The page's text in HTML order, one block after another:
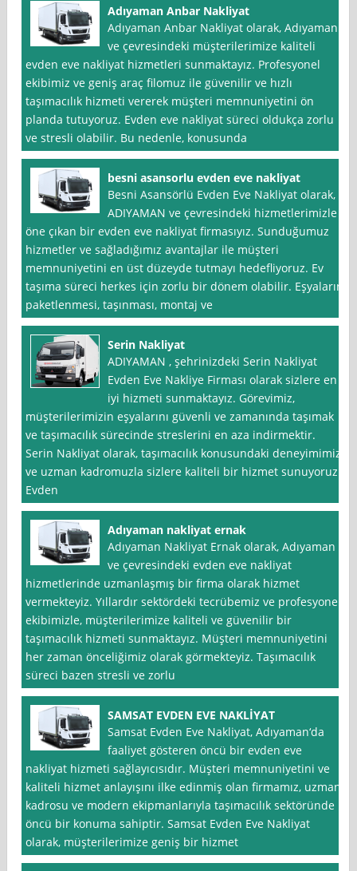
Adıyaman Anbar Nakliyat
Adıyaman Anbar Nakliyat olarak, Adıyaman
ve çevresindeki müşterilerimize kaliteli
evden eve nakliyat hizmetleri sunmaktayız. Profesyonel
ekibimiz ve geniş araç filomuz ile güvenilir ve hızlı
taşımacılık hizmeti vererek müşteri memnuniyetini ön
planda tutuyoruz. Evden eve nakliyat süreci oldukça zorlu
ve stresli olabilir. Bu nedenle, konusunda
besni asansorlu evden eve nakliyat
Besni Asansörlü Evden Eve Nakliyat olarak,
ADIYAMAN ve çevresindeki hizmetlerimizle
öne çıkan bir evden eve nakliyat firmasıyız. Sunduğumuz
hizmetler ve sağladığımız avantajlar ile müşteri
memnuniyetini en üst düzeyde tutmayı hedefliyoruz. Ev
taşıma süreci herkes için zorlu bir dönem olabilir. Eşyaların
paketlenmesi, taşınması, montaj ve
Serin Nakliyat
ADIYAMAN , şehrinizdeki Serin Nakliyat
Evden Eve Nakliye Firması olarak sizlere en
iyi hizmeti sunmaktayız. Görevimiz,
müşterilerimizin eşyalarını güvenli ve zamanında taşımak
ve taşımacılık sürecinde streslerini en aza indirmektir.
Serin Nakliyat olarak, taşımacılık konusundaki deneyimimiz
ve uzman kadromuzla sizlere kaliteli bir hizmet sunuyoruz.
Evden
Adıyaman nakliyat ernak
Adıyaman Nakliyat Ernak olarak, Adıyaman
ve çevresindeki evden eve nakliyat
hizmetlerinde uzmanlaşmış bir firma olarak hizmet
vermekteyiz. Yıllardır sektördeki tecrübemiz ve profesyonel
ekibimizle, müşterilerimize kaliteli ve güvenilir bir
taşımacılık hizmeti sunmaktayız. Müşteri memnuniyetini
her zaman önceliğimiz olarak görmekteyiz. Taşımacılık
süreci bazen stresli ve zorlu
SAMSAT EVDEN EVE NAKLİYAT
Samsat Evden Eve Nakliyat, Adıyaman‘da
faaliyet gösteren öncü bir evden eve
nakliyat hizmeti sağlayıcısıdır. Müşteri memnuniyetini ve
kaliteli hizmet anlayışını ilke edinmiş olan firmamız, uzman
kadrosu ve modern ekipmanlarıyla taşımacılık sektöründe
öncü bir konuma sahiptir. Samsat Evden Eve Nakliyat
olarak, müşterilerimize geniş bir hizmet